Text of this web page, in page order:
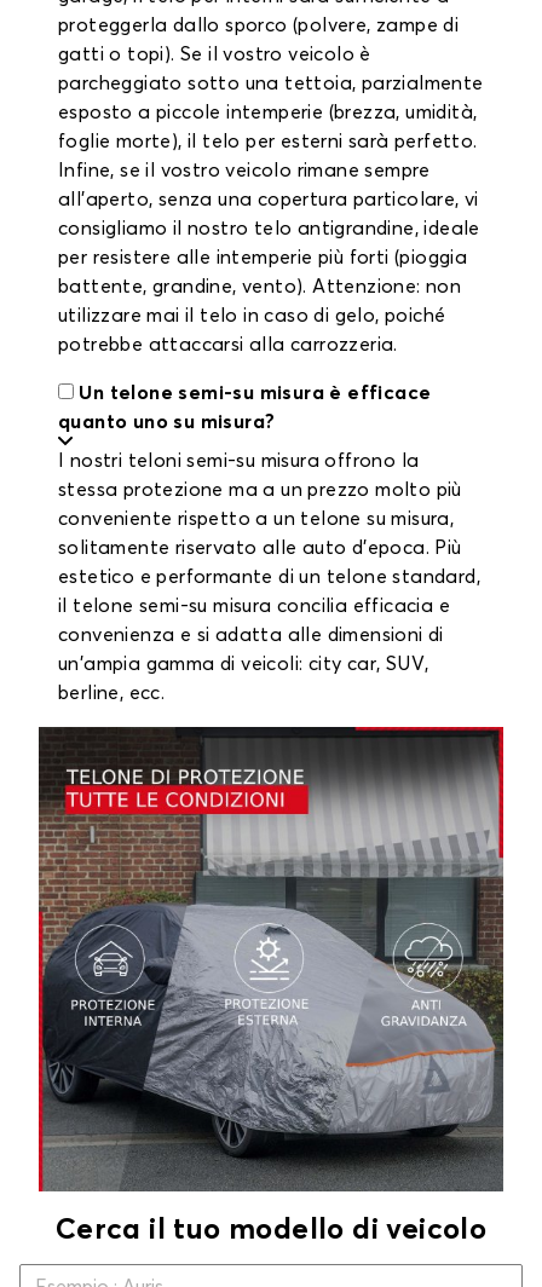
proteggerla dallo sporco (polvere, zampe di
gatti o topi). Se il vostro veicolo è
parcheggiato sotto una tettoia, parzialmente
esposto a piccole intemperie (brezza, umidità,
foglie morte), il telo per esterni sarà perfetto.
Infine, se il vostro veicolo rimane sempre
all'aperto, senza una copertura particolare, vi
consigliamo il nostro telo antigrandine, ideale
per resistere alle intemperie più forti (pioggia
battente, grandine, vento). Attenzione: non
utilizzare mai il telo in caso di gelo, poiché
potrebbe attaccarsi alla carrozzeria.
Un telone semi-su misura è efficace
quanto uno su misura?
I nostri teloni semi-su misura offrono la
stessa protezione ma a un prezzo molto più
conveniente rispetto a un telone su misura,
solitamente riservato alle auto d'epoca. Più
estetico e performante di un telone standard,
il telone semi-su misura concilia efficacia e
convenienza e si adatta alle dimensioni di
un'ampia gamma di veicoli: city car, SUV,
berline, ecc.
Cerca il tuo modello di veicolo